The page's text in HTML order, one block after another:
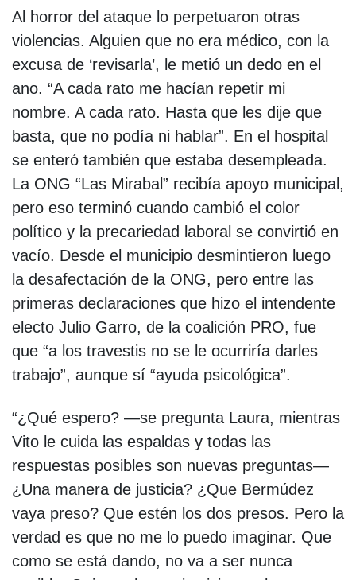
Al horror del ataque lo perpetuaron otras
violencias. Alguien que no era médico, con la
excusa de ‘revisarla’, le metió un dedo en el
ano. “A cada rato me hacían repetir mi
nombre. A cada rato. Hasta que les dije que
basta, que no podía ni hablar”. En el hospital
se enteró también que estaba desempleada.
La ONG “Las Mirabal” recibía apoyo municipal,
pero eso terminó cuando cambió el color
político y la precariedad laboral se convirtió en
vacío. Desde el municipio desmintieron luego
la desafectación de la ONG, pero entre las
primeras declaraciones que hizo el intendente
electo Julio Garro, de la coalición PRO, fue
que “a los travestis no se le ocurriría darles
trabajo”, aunque sí “ayuda psicológica”.
“¿Qué espero? —se pregunta Laura, mientras
Vito le cuida las espaldas y todas las
respuestas posibles son nuevas preguntas—
¿Una manera de justicia? ¿Que Bermúdez
vaya preso? Que estén los dos presos. Pero la
verdad es que no me lo puedo imaginar. Que
como se está dando, no va a ser nunca